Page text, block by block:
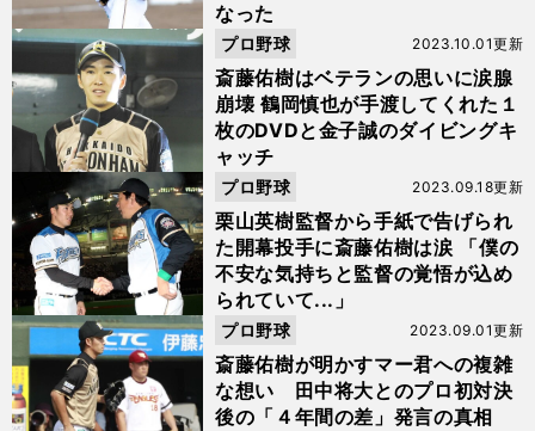
なった
斎藤佑樹はベテランの思いに涙腺
崩壊 鶴岡慎也が手渡してくれた１
枚のDVDと金子誠のダイビングキ
ャッチ
2023.10.01更新
プロ野球
栗山英樹監督から手紙で告げられ
た開幕投手に斎藤佑樹は涙 「僕の
不安な気持ちと監督の覚悟が込め
られていて...」
2023.09.18更新
プロ野球
斎藤佑樹が明かすマー君への複雑
な想い 田中将大とのプロ初対決
後の「４年間の差」発言の真相
2023.09.01更新
プロ野球